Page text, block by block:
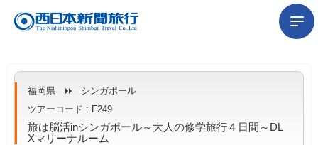
福岡県
シンガポール
ツアーコード : F249
旅は脳活inシンガポール～大人の修学旅行４日間～DL
Xマリーナルーム